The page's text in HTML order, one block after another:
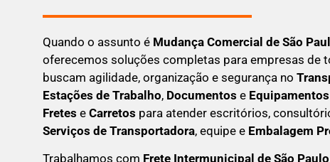
Quando o assunto é Mudança Comercial de São
oferecemos soluções completas para empresas de
buscam agilidade, organização e segurança no
Estações de Trabalho, Documentos e
Fretes e Carretos para atender escritórios,
Serviços de Transportadora, equipe e Embalagem
Trabalhamos com Frete Intermunicipal de São